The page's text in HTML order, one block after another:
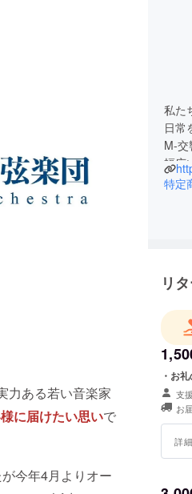
力ある若い音楽家
に届けたい思いで
今年4月よりオー
私た
日常
M-交
幅広
特定
リ
・お
支
お
詳